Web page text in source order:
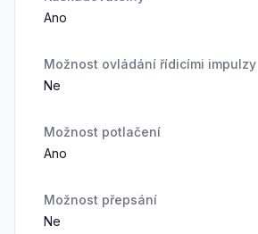
Ano
Možnost ovládání řídicími impulzy
Ne
Možnost potlačení
Ano
Možnost přepsání
Ne